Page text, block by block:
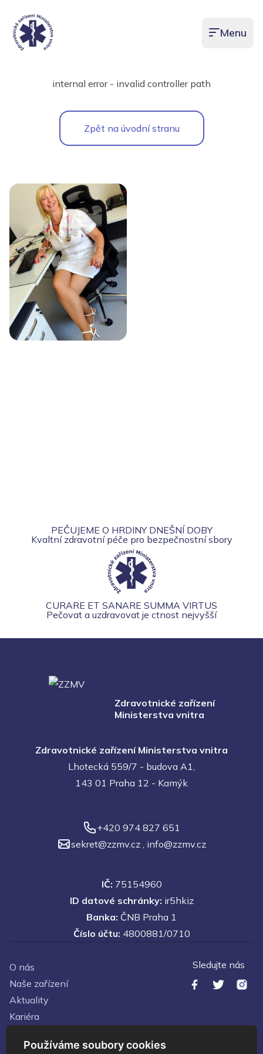
Používáme soubory cookies
Otevřít
Menu
internal error - invalid controller path
Zpět na úvodní stranu
PEČUJEME O HRDINY DNEŠNÍ DOBY
Kvaltní zdravotní péče pro bezpečnostní sbory
CURARE ET SANARE SUMMA VIRTUS
Pečovat a uzdravovat je ctnost nejvyšší
Zdravotnické zařízení
Ministerstva vnitra
Zdravotnické zařízení Ministerstva vnitra
Lhotecká 559/7 - budova A1,
143 01 Praha 12 - Kamýk
+420 974 827 651
sekret@zzmv.cz , info@zzmv.cz
IČ: 75154960
ID datové schránky: ir5hkiz
Banka: ČNB Praha 1
Číslo účtu: 4800881/0710
O nás
Naše zařízení
Aktuality
Kariéra
Sledujte nás